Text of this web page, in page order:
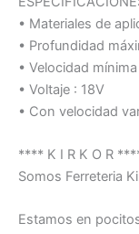
• Materiales de
• Profundidad
• Velocidad
• Voltaje : 18V
• Con velocidad
**** K I R K O R
Somos Ferreteria
Estamos en